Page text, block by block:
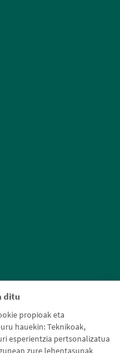
ditu
propioak eta
hauekin: Teknikoak,
esperientzia pertsonalizatua
zure lehentasunak